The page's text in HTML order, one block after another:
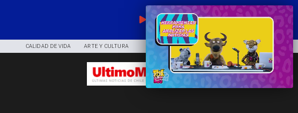
EN VIVO
CALIDAD DE VIDA ARTE Y CULTURA COMUNIDAD DEPORTES